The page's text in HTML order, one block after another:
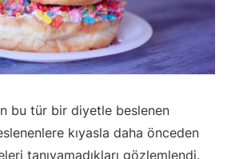
bu tür bir diyetle beslenen
kıyasla daha önceden
tanıyamadıkları gözlemlendi.